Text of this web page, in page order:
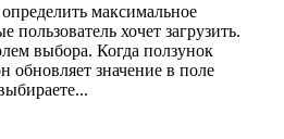
максимальное
пользователь хочет загрузить.
выбора. Когда ползунок
обновляет значение в поле